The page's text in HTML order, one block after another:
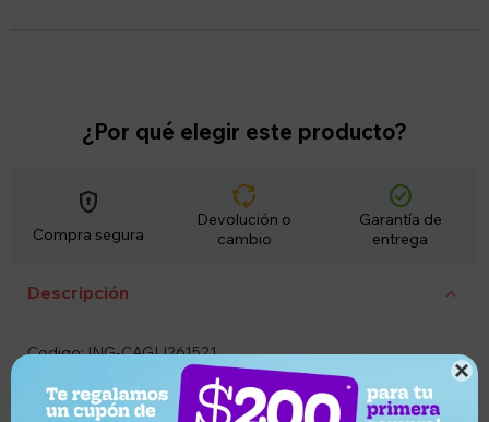

¿Por qué elegir este producto?
encrypted
Compra segura
cycle
Devolución o
cambio
check_circle
Garantía de
entrega
Descripción
Codigo: ING-CAGLI261521
Descripción
La amoladora angular INGCO a batería 20V es una